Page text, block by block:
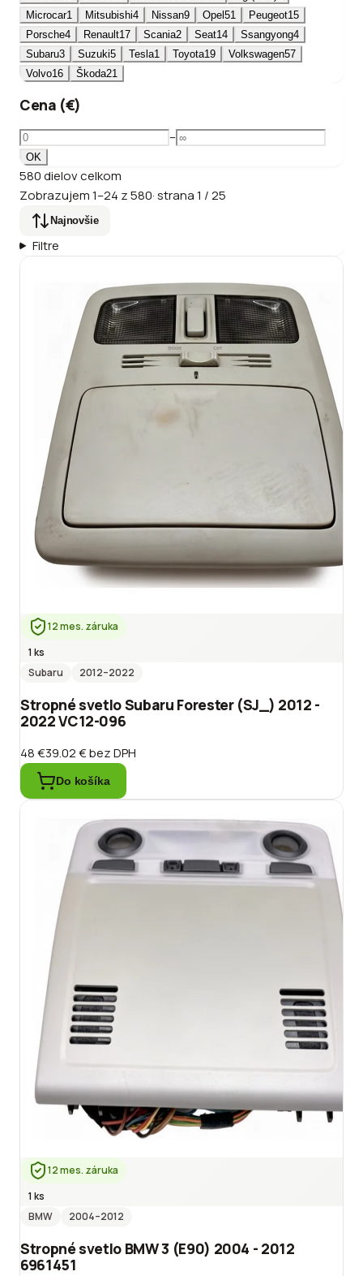
Microcar1 Mitsubishi4 Nissan9 Opel51 Peugeot15
Porsche4 Renault17 Scania2 Seat14 Ssangyong4
Subaru3 Suzuki5 Tesla1 Toyota19 Volkswagen57
Volvo16 Škoda21
Cena (€)
–
OK
580dielovcelkom
Zobrazujem1–24 z580·strana1 /25
Najnovšie
Filtre
12 mes. záruka
1 ks
Subaru
2012–2022
Stropné svetlo Subaru Forester (SJ_) 2012 -
2022 VC12-096
48 €39.02 €bez DPH
Do košíka
12 mes. záruka
1 ks
BMW
2004–2012
Stropné svetlo BMW 3 (E90) 2004 - 2012
6961451